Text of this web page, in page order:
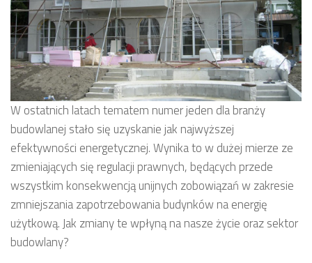
W ostatnich latach tematem numer jeden dla branży
budowlanej stało się uzyskanie jak najwyższej
efektywności energetycznej. Wynika to w dużej mierze ze
zmieniających się regulacji prawnych, będących przede
wszystkim konsekwencją unijnych zobowiązań w zakresie
zmniejszania zapotrzebowania budynków na energię
użytkową. Jak zmiany te wpłyną na nasze życie oraz sektor
budowlany?